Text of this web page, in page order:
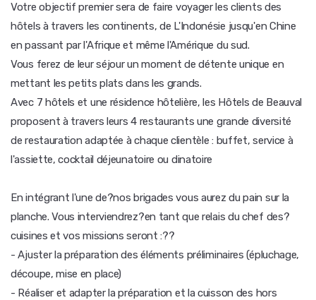
Votre objectif premier sera de faire voyager les clients des
hôtels à travers les continents, de L'Indonésie jusqu'en Chine
en passant par l'Afrique et même l'Amérique du sud.
Vous ferez de leur séjour un moment de détente unique en
mettant les petits plats dans les grands.
Avec 7 hôtels et une résidence hôtelière, les Hôtels de Beauval
proposent à travers leurs 4 restaurants une grande diversité
de restauration adaptée à chaque clientèle : buffet, service à
l'assiette, cocktail déjeunatoire ou dinatoire
En intégrant l'une de?nos brigades vous aurez du pain sur la
planche. Vous interviendrez?en tant que relais du chef des?
cuisines et vos missions seront :??
- Ajuster la préparation des éléments préliminaires (épluchage,
découpe, mise en place)
- Réaliser et adapter la préparation et la cuisson des hors